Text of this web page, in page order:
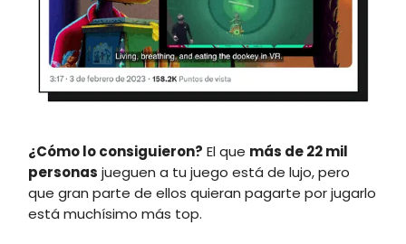
¿Cómo lo consiguieron? El que más de 22 mil
personas jueguen a tu juego está de lujo, pero
que gran parte de ellos quieran pagarte por jugarlo
está muchísimo más top.